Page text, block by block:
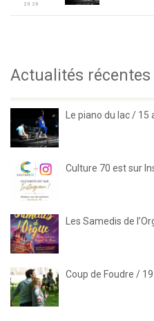
2026
Actualités récentes
Le piano du lac / 15
Culture 70 est sur
Les Samedis de
Coup de Foudre /